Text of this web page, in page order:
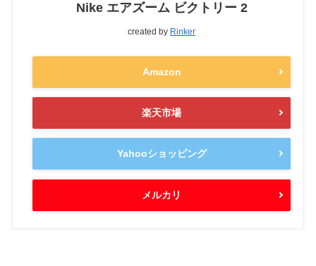
Nike エアズーム ビクトリー 2
created by Rinker
Amazon
楽天市場
Yahooショッピング
メルカリ